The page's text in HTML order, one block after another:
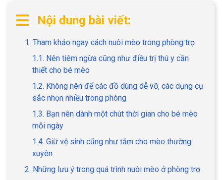
GIỚI THIỆU
DỊCH VỤ
Nội dung bài viết:
1. Tham khảo ngay cách nuôi mèo trong phòng trọ
1.1. Nên tiêm ngừa cũng như điều trị thú y cần
thiết cho bé mèo
1.2. Không nên để các đồ dùng dễ vỡ, các dụng cụ
sắc nhọn nhiều trong phòng
1.3. Bạn nên dành một chút thời gian cho bé mèo
mỗi ngày
1.4. Giữ vệ sinh cũng như tắm cho mèo thường
xuyên
2. Những lưu ý trong quá trình nuôi mèo ở phòng trọ